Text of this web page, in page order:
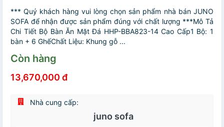
*** Quý khách hàng vui lòng chọn sản phẩm nhà bán JUNO
SOFA để nhận được sản phẩm đúng với chất lượng ***Mô Tả
Chi Tiết Bộ Bàn Ăn Mặt Đá HHP-BBA823-14 Cao Cấp1 Bộ: 1
bàn + 6 GhếChất Liệu: Khung gỗ ...
Còn hàng
13,670,000 đ
Nhà cung cấp:
juno sofa